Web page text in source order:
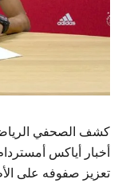
كشف الصحفي
أخبار أياكس
تعزيز صفوفه على